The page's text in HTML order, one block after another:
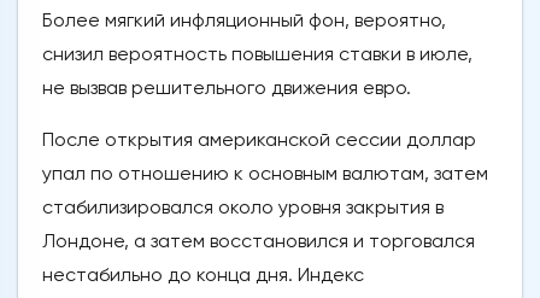
Более мягкий инфляционный фон, вероятно,
снизил вероятность повышения ставки в июле,
не вызвав решительного движения евро.
После открытия американской сессии доллар
упал по отношению к основным валютам, затем
стабилизировался около уровня закрытия в
Лондоне, а затем восстановился и торговался
нестабильно до конца дня. Индекс